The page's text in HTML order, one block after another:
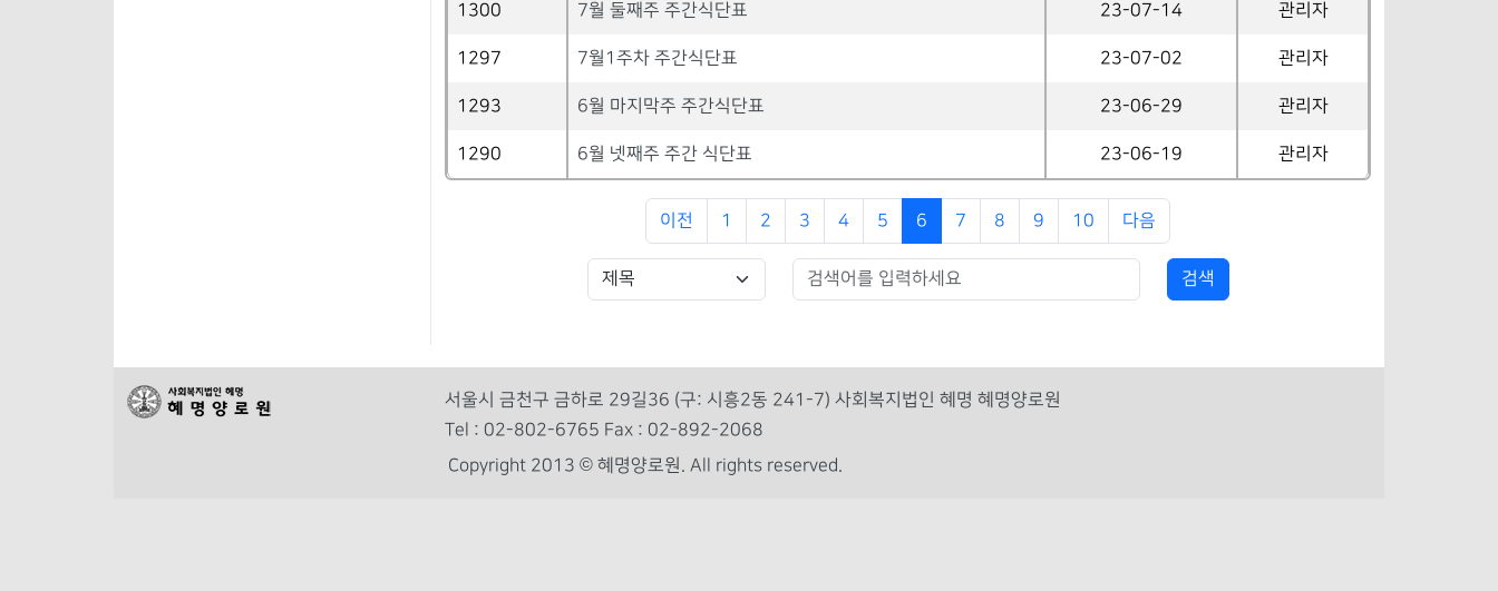
1300 7월 둘째주 주간식단표 23-07-14 관리자
1297 7월1주차 주간식단표 23-07-02 관리자
1293 6월 마지막주 주간식단표 23-06-29 관리자
1290 6월 넷째주 주간 식단표 23-06-19 관리자
이전 1 2 3 4 5 6 7 8 9 10 다음
서울시 금천구 금하로 29길36 (구: 시흥2동 241-7) 사회복지법인 혜명 혜명양로원
Tel : 02-802-6765 Fax : 02-892-2068
Copyright 2013 © 혜명양로원. All rights reserved.